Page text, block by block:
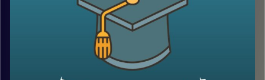
האזינו לחלק השלישי והאחרון של השיחה שקיימתי עם ד"ר
מריאן תחואוכו, מנהלת המרכז למדיניות כלכלית של החברה